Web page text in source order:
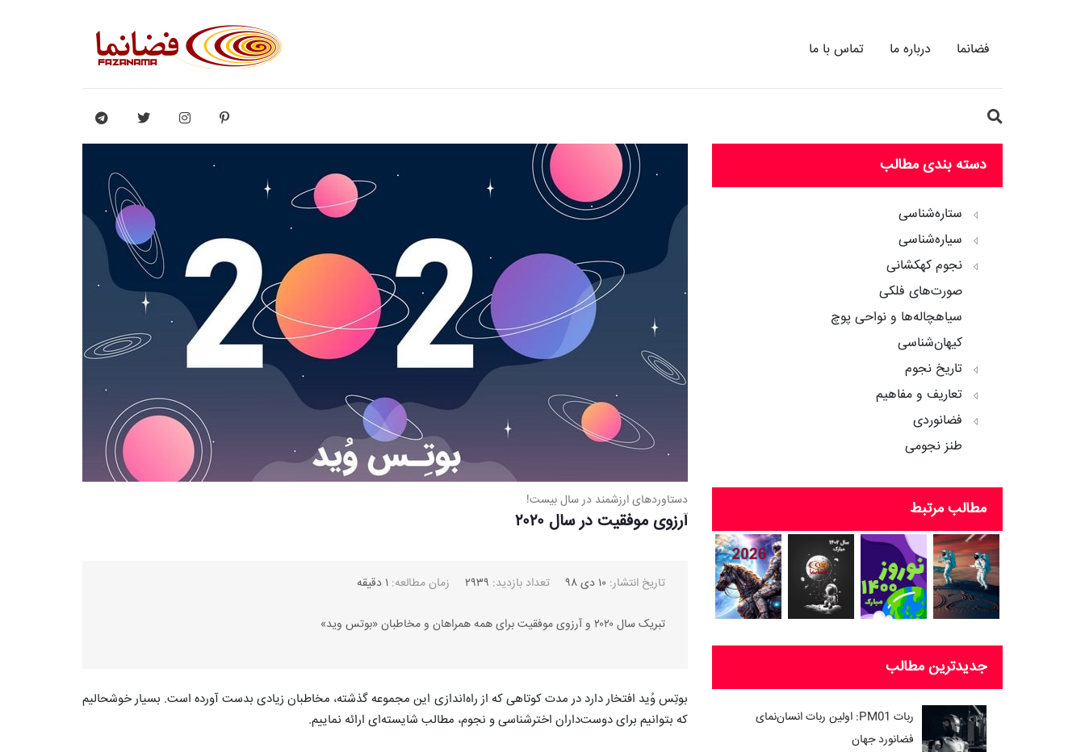
فضانما درباره ما تماس با ما
دستاوردهای ارزشمند در سال بیست!
آرزوی موفقیت در سال ۲۰۲۰
تاریخ انتشار: ۱۰ دی ۹۸ تعداد بازدید: ۲۹۳۹ زمان مطالعه: ۱ دقیقه
تبریک سال ۲۰۲۰ و آرزوی موفقیت برای همه همراهان و مخاطبان «بوتس وید»
بوتِس وُید افتخار دارد در مدت کوتاهی که از راه‌اندازی این مجموعه گذشته، مخاطبان زیادی بدست آورده است. بسیار خوشحالیم
که بتوانیم برای دوست‌داران اخترشناسی و نجوم، مطالب شایسته‌ای ارائه نماییم.
دسته بندی مطالب
ستاره‌شناسی
سیاره‌شناسی
نجوم کهکشانی
صورت‌های فلکی
سیاهچاله‌ها و نواحی پوچ
کیهان‌شناسی
تاریخ نجوم
تعاریف و مفاهیم
فضانوردی
طنز نجومی
مطالب مرتبط
جدیدترین مطالب
ربات PM01: اولین ربات انسان‌نمای
فضانورد جهان